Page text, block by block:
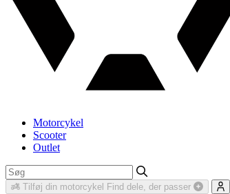
Motorcykel
Scooter
Outlet
Tilføj din motorcykel Find dele, der passer